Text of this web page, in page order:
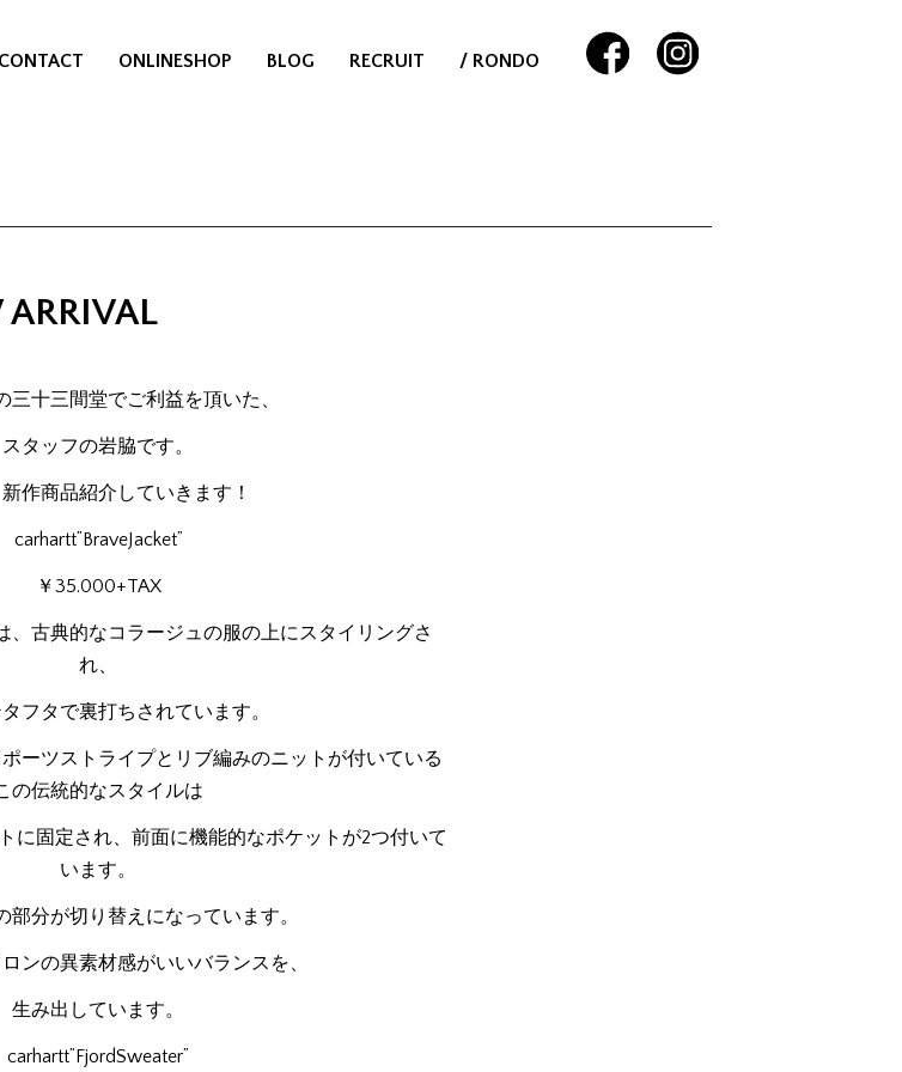
CONTACT ONLINESHOP BLOG RECRUIT / RONDO
三十三間堂でご利益を頂いた、
スタッフの岩脇です。
作商品紹介していきます！
carhartt”BraveJacket”
￥35.000+TAX
、古典的なコラージュの服の上にスタイリングさ
れ、
フタで裏打ちされています。
ーツストライプとリブ編みのニットが付いている
の伝統的なスタイルは
に固定され、前面に機能的なポケットが2つ付いて
います。
部分が切り替えになっています。
ンの異素材感がいいバランスを、
生み出しています。
carhartt”FjordSweater”